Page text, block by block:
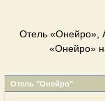
Отель «Онейро»,
«Онейро»
Отель "Онейро"